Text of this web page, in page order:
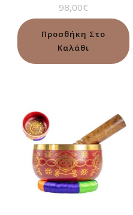
98,00€
Προσθήκη Στο
Καλάθι